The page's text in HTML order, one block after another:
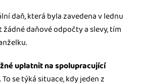
daň, která byla zavedena v lednu
žádné daňové odpočty a slevy, tím
uplatnit na spolupracující
. To se týká situace, kdy jeden z